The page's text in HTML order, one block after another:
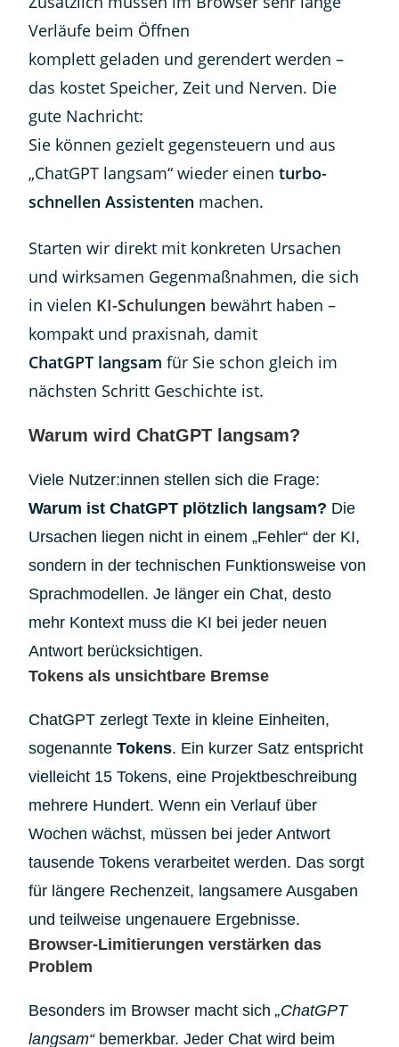
Verläufe beim Öffnen
komplett geladen und gerendert werden –
das kostet Speicher, Zeit und Nerven. Die
gute Nachricht:
Sie können gezielt gegensteuern und aus
„ChatGPT langsam“ wieder einenturbo-
schnellen Assistenten machen.
Starten wir direkt mit konkreten Ursachen
und wirksamen Gegenmaßnahmen, die sich
in vielen KI-Schulungen bewährt haben –
kompakt und praxisnah, damit
ChatGPT langsam für Sie schon gleich im
nächsten Schritt Geschichte ist.
Warum wird ChatGPT langsam?
Viele Nutzer:innen stellen sich die Frage:
Warum ist ChatGPT plötzlich langsam? Die
Ursachen liegen nicht in einem „Fehler“ der KI,
sondern in der technischen Funktionsweise von
Sprachmodellen. Je länger ein Chat, desto
mehr Kontext muss die KI bei jeder neuen
Antwort berücksichtigen.
Tokens als unsichtbare Bremse
ChatGPT zerlegt Texte in kleine Einheiten,
sogenannteTokens. Ein kurzer Satz entspricht
vielleicht 15 Tokens, eine Projektbeschreibung
mehrere Hundert. Wenn ein Verlauf über
Wochen wächst, müssen bei jeder Antwort
tausende Tokens verarbeitet werden. Das sorgt
für längere Rechenzeit, langsamere Ausgaben
und teilweise ungenauere Ergebnisse.
Browser-Limitierungen verstärken das
Problem
Besonders im Browser macht sich„ChatGPT
langsam“bemerkbar. Jeder Chat wird beim